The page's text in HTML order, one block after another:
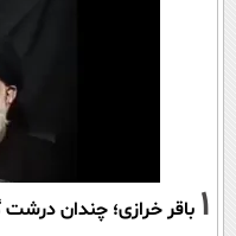
1 باقر خرازی؛ چندان